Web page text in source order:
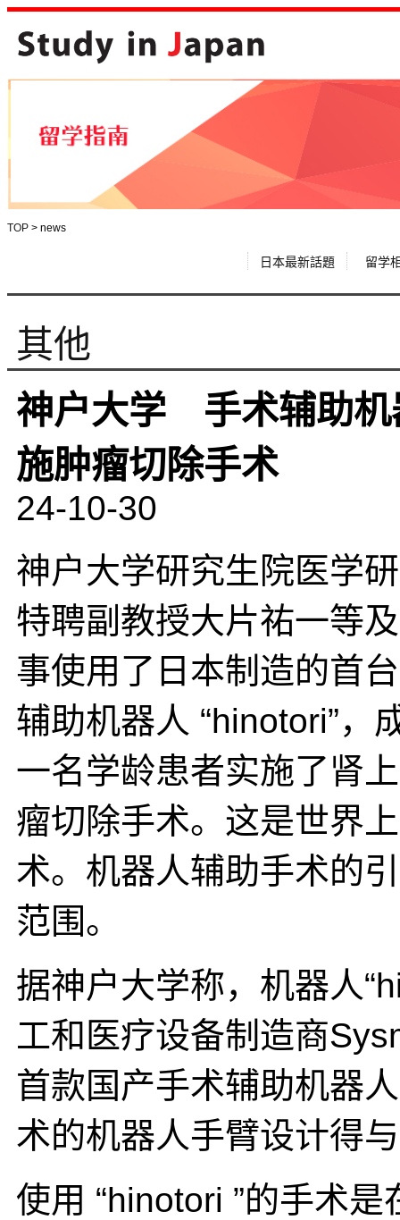
TOP > news
日本最新話題 留学
其他
神户大学 手术辅助机
施肿瘤切除手术
24-10-30
神户大学研究生院医学
特聘副教授大片祐一等
事使用了日本制造的首
辅助机器人 “hinotori”，
一名学龄患者实施了肾
瘤切除手术。这是世界
术。机器人辅助手术的
范围。
据神户大学称，机器人
工和医疗设备制造商
首款国产手术辅助机器
术的机器人手臂设计得
使用 “hinotori ”的手术